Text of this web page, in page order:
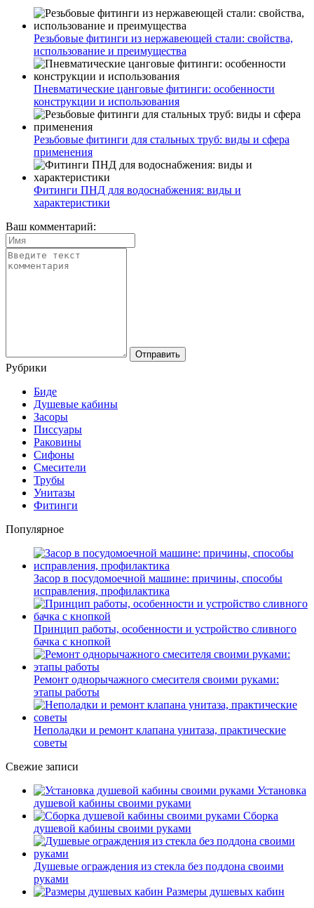
Резьбовые фитинги из нержавеющей стали: свойства,
использование и преимущества
Пневматические цанговые фитинги: особенности
конструкции и использования
Резьбовые фитинги для стальных труб: виды и сфера
применения
Фитинги ПНД для водоснабжения: виды и
характеристики
Ваш комментарий:
Рубрики
Биде
Душевые кабины
Засоры
Писсуары
Раковины
Сифоны
Смесители
Трубы
Унитазы
Фитинги
Популярное
Засор в посудомоечной машине: причины, способы
исправления, профилактика
Принцип работы, особенности и устройство сливного
бачка с кнопкой
Ремонт однорычажного смесителя своими руками:
этапы работы
Неполадки и ремонт клапана унитаза, практические
советы
Свежие записи
Установка
душевой кабины своими руками
Сборка
душевой кабины своими руками
Душевые ограждения из стекла без поддона своими
руками
Размеры душевых кабин